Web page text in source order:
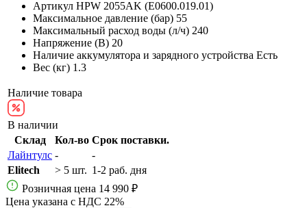
Артикул HPW 2055AK (E0600.019.01)
Максимальное давление (бар) 55
Максимальный расход воды (л/ч) 240
Напряжение (В) 20
Наличие аккумулятора и зарядного устройства Есть
Вес (кг) 1.3
Наличие товара
В наличии
Склад
Кол-во Срок поставки.
Лайнтулс -
-
Elitech
> 5 шт. 1-2 раб. дня
Розничная цена 14 990 ₽
Цена указана с НДС 22%